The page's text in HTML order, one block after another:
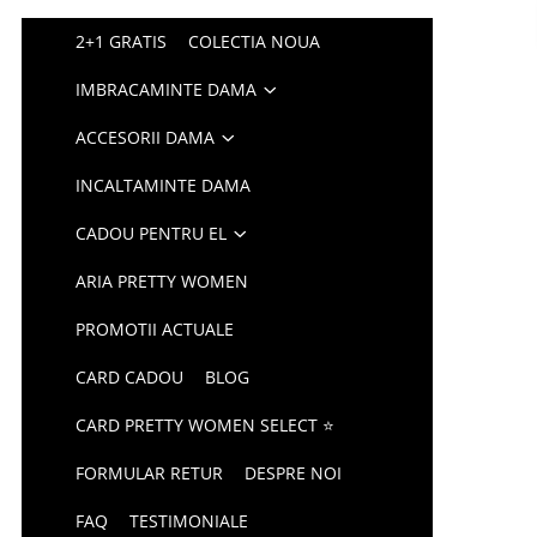
2+1 GRATIS COLECTIA NOUA
IMBRACAMINTE DAMA
ACCESORII DAMA
INCALTAMINTE DAMA
CADOU PENTRU EL
ARIA PRETTY WOMEN
PROMOTII ACTUALE
CARD CADOU BLOG
CARD PRETTY WOMEN SELECT ⭐
FORMULAR RETUR DESPRE NOI
FAQ TESTIMONIALE